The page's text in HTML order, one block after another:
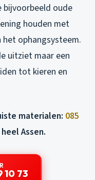
bijvoorbeeld oude
houden met
ophangsysteem.
uitziet maar een
tot kieren en
materialen: 085
Assen.
10 73